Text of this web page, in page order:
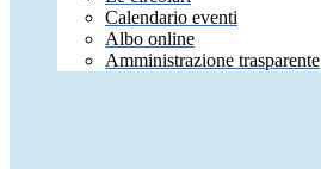
Calendario eventi
Albo online
Amministrazione trasparente